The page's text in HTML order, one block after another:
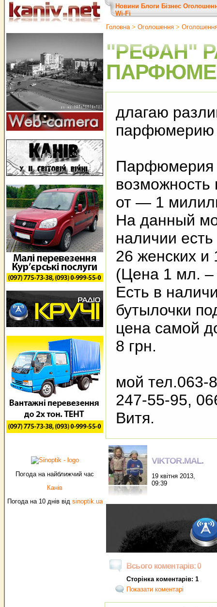
Погода на найближчий час
Канів
Погода на 10 днів від sinoptik.ua
Новини Блоги Бізнес
Wi-Fi
Головна> Оголошення >
"РЕФАН"
длагаю
Парфюмерия
возможность
от — 1
На данный
наличии
26 женских и
(Цена 1 мл. –
Есть в
бутылочки
цена самой
8 грн.
мой тел.063-
247-55-95,
Витя.
VIKTOR.MAL.
19 квітня 2013,
09:39
Всього коментарів: 0
Сторінка коментарів: 1
Показати коментарі